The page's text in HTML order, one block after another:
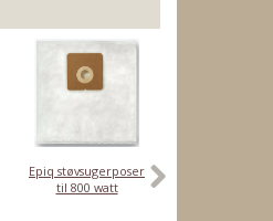
Epiq støvsugerposer
til 800 watt